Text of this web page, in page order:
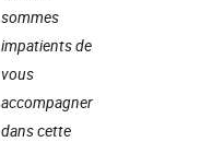
sommes
impatients de
vous
accompagner
dans cette